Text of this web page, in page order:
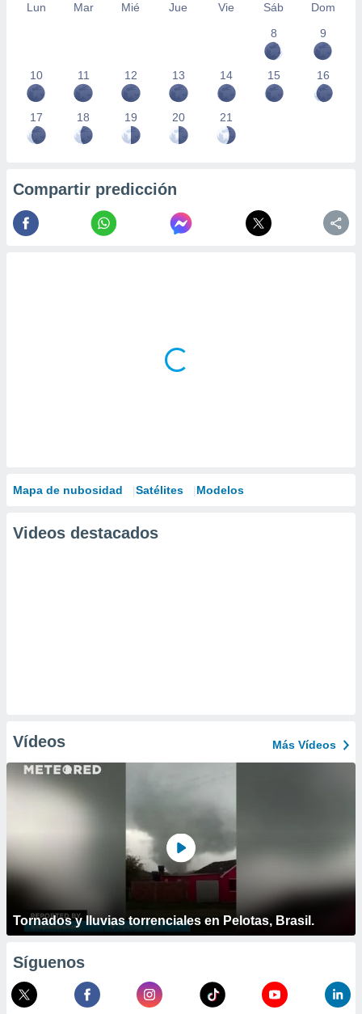
Lun Mar Mié Jue Vie Sáb
Dom
8
9
10 11 12 13 14 15 16
17 18 19 20 21
Compartir predicción
Mapa de nubosidad Satélites Modelos
Videos destacados
Vídeos Más Vídeos
Tornados y lluvias torrenciales en Pelotas, Brasil.
Síguenos